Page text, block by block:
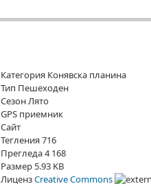
Категория Конявска планина
Тип Пешeходен
Сезон Лято
GPS приемник
Сайт
Тегления716
Прегледа4 168
Размер 5.93 KB
ЛицензCreative Commons